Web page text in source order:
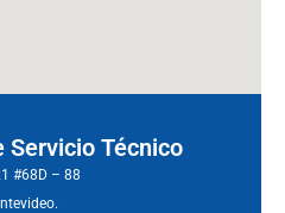
Servicio Técnico
#68D – 88